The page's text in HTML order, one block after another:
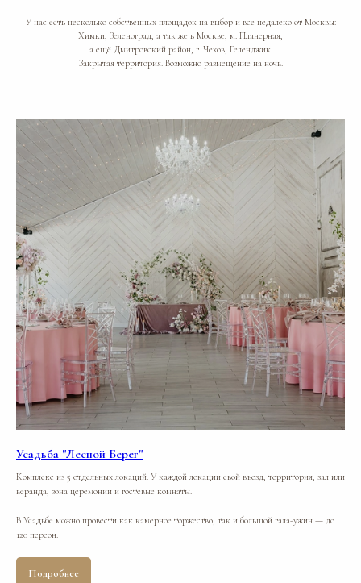
У нас есть несколько собственных площадок на выбор и все недалеко от Москвы:
Химки, Зеленоград, а так же в Москве, м. Планерная,
а ещё Дмитровский район, г. Чехов, Геленджик.
Закрытая территория. Возможно размещение на ночь.
Усадьба "Лесной Берег"
Комплекс из 5 отдельных локаций. У каждой локации свой въезд, территория, зал или
веранда, зона церемонии и гостевые комнаты.
В Усадьбе можно провести как камерное торжество, так и большой гала-ужин — до
120 персон.
Подробнее